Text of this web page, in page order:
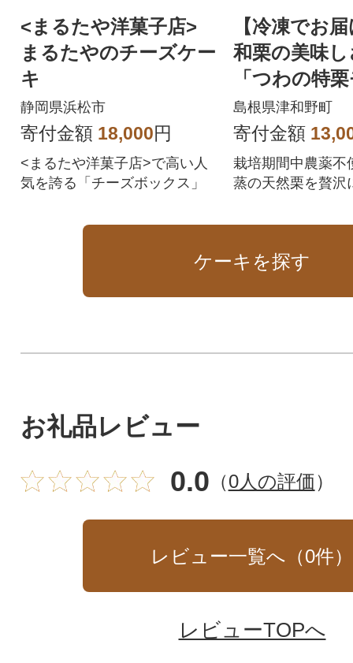
<まるたや洋菓子店>
まるたやのチーズケー
キ
静岡県浜松市
寄付金額 18,000円
<まるたや洋菓子店>で高い人
気を誇る「チーズボックス」
【冷凍でお
和栗の美味
「つわの特
ン」
島根県津和野町
寄付金額
栽培期間中農薬不
蒸の天然栗を贅沢
ブラン。
ケーキを探す
お礼品レビュー
0.0 （0人の評価）
レビュー一覧へ（0件）
レビューTOPへ